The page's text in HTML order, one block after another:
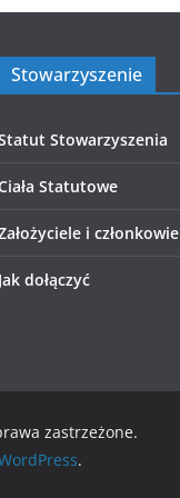
Stowarzyszenie
Stowarzyszenia
Statutowe
i członkowie
Jak dołączyć
zastrzeżone.
.